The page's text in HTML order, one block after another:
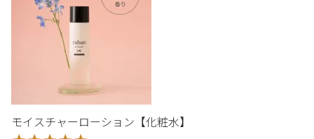
モイスチャーローション【化粧水】